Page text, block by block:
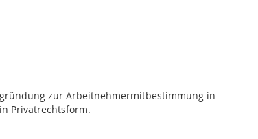
zur Arbeitnehmermitbestimmung in
Privatrechtsform.